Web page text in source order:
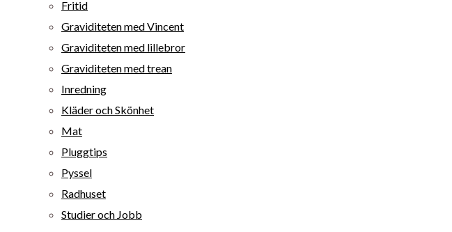
Fritid
Graviditeten med Vincent
Graviditeten med lillebror
Graviditeten med trean
Inredning
Kläder och Skönhet
Mat
Pluggtips
Pyssel
Radhuset
Studier och Jobb